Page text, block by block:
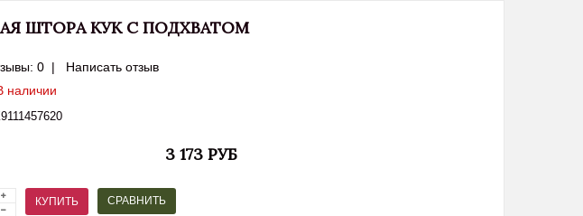
ШТОРА КУК С ПОДХВАТОМ
0| Написать отзыв
наличии
3 173 РУБ
КУПИТЬ СРАВНИТЬ